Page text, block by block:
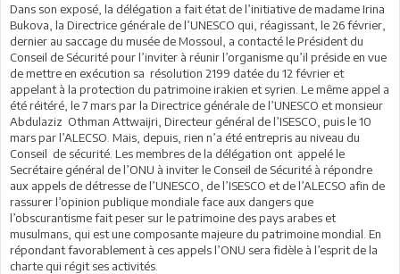
Dans son exposé, la délégation a fait état de l’initiative de madame Irina
Bukova, la Directrice générale de l’UNESCO qui, réagissant, le 26 février,
dernier au saccage du musée de Mossoul, a contacté le Président du
Conseil de Sécurité pour l’inviter à réunir l’organisme qu’il préside en vue
de mettre en exécution sa résolution 2199 datée du 12 février et
appelant à la protection du patrimoine irakien et syrien. Le même appel a
été réitéré, le 7 mars par la Directrice générale de l’UNESCO et monsieur
Abdulaziz Othman Attwaijri, Directeur général de l’ISESCO, puis le 10
mars par l’ALECSO. Mais, depuis, rien n’a été entrepris au niveau du
Conseil de sécurité. Les membres de la délégation ont appelé le
Secrétaire général de l’ONU à inviter le Conseil de Sécurité à répondre
aux appels de détresse de l’UNESCO, de l’ISESCO et de l’ALECSO afin de
rassurer l’opinion publique mondiale face aux dangers que
l’obscurantisme fait peser sur le patrimoine des pays arabes et
musulmans, qui est une composante majeure du patrimoine mondial. En
répondant favorablement à ces appels l’ONU sera fidèle à l’esprit de la
charte qui régit ses activités.